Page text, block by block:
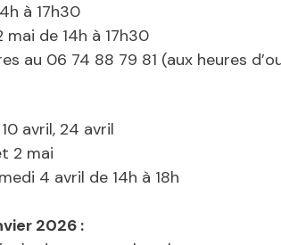
à 17h30
de 14h à 17h30
au 06 74 88 79 81 (aux heures
avril, 24 avril
2 mai
4 avril de 14h à 18h
2026 :